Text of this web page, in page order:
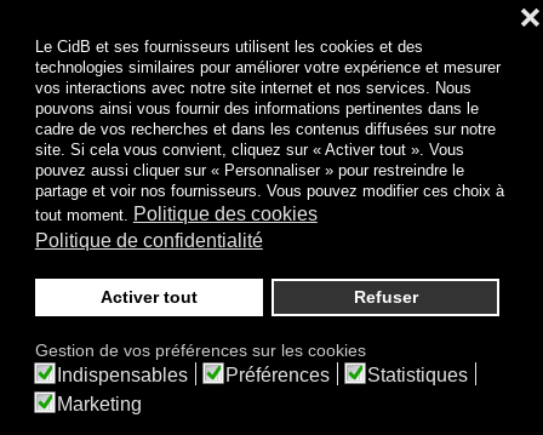
Le CidB et ses fournisseurs utilisent les cookies et des
technologies similaires pour améliorer votre expérience et mesurer
vos interactions avec notre site internet et nos services. Nous
pouvons ainsi vous fournir des informations pertinentes dans le
cadre de vos recherches et dans les contenus diffusées sur notre
site. Si cela vous convient, cliquez sur « Activer tout ». Vous
pouvez aussi cliquer sur « Personnaliser » pour restreindre le
partage et voir nos fournisseurs. Vous pouvez modifier ces choix à
tout moment. Politique des cookies
Politique de confidentialité
Activer tout Refuser
❌
Gestion de vos préférences sur les cookies
Indispensables Préférences
Statistiques
Marketing
J’ai lu et j’accepte lesTermes et conditionset la
Politique de confidentialité
Je m'abonne
© 2009-2026 CidB. Tous droits réservés.